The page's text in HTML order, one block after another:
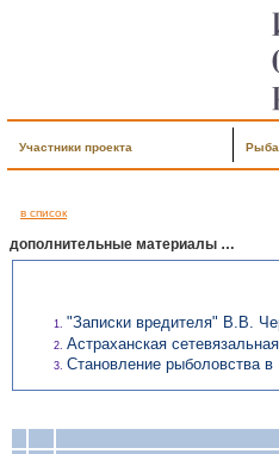
Участники проекта
в список
дополнительные материалы …
"Записки вредителя" В.В.
Астраханская
Становление рыболовства в